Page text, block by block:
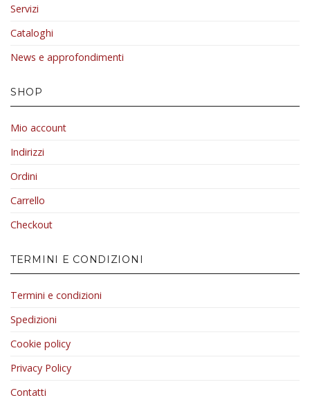
Servizi
Cataloghi
News e approfondimenti
SHOP
Mio account
Indirizzi
Ordini
Carrello
Checkout
TERMINI E CONDIZIONI
Termini e condizioni
Spedizioni
Cookie policy
Privacy Policy
Contatti